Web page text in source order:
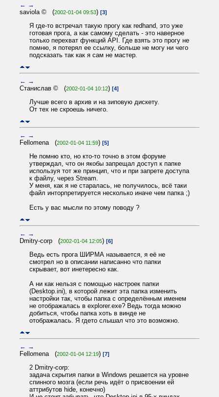
← →
saviola © (2002-01-04 09:53) [3]
Я где-то встречал такую прогу как redhand, это уже
готовая прога, а как самому сделать - это наверное
только перехват функций API. Где взять это прогу не
помню, я потерял ее ссылку, больше не могу ни чего
подсказать так как я сам не мастер.
← →
Станислав © (2002-01-04 10:12) [4]
Лучше всего в архив и на зиповую дискету.
От тех не скроешь ничего.
← →
Fellomena (2002-01-04 11:59) [5]
Не помню кто, но кто-то точно в этом форуме
утверждал, что он якобы запрещал доступ к папке
используя тот же принцип, что и при запрете доступа
к файлу, через Stream.
У меня, как я не старалась, не получилось, всё таки
файл инторпретируется несколько иначе чем папка ;)
Есть у вас мысли по этому поводу ?
← →
Dmitry-corp (2002-01-04 12:05) [6]
Ведь есть прога ШИРМА называется, я её не
смотрел но в описании написанно что папки
скрывает, вот инетересно как.
А ни как нельзя с помощью настроек папки
(Desktop.ini), в которой лежит эта папка изменить
настройки так, чтобы папка с определённым именем
не отображалась в explorer.exe? Ведь тогда можно
добиться, чтобы папка хоть в винде не
отображалась. Я гдето слышал что это возможно.
← →
Fellomena (2002-01-04 12:19) [7]
2 Dmitry-corp:
задача скрытия папки в Windows решается на уровне
спинного мозга (если речь идёт о присвоении ей
аттрибутов hide, конечно)